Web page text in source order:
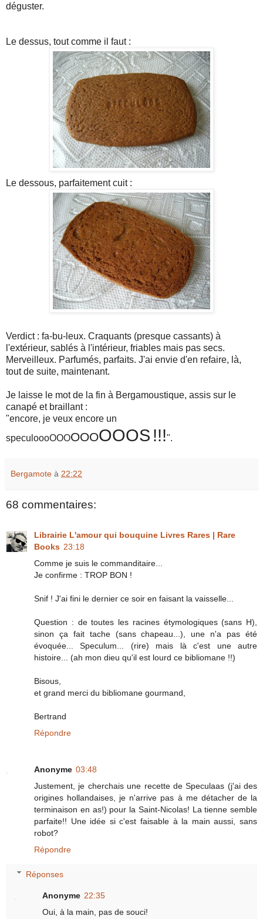
déguster.
Le dessus, tout comme il faut :
Le dessous, parfaitement cuit :
Verdict : fa-bu-leux. Craquants (presque cassants) à
l'extérieur, sablés à l'intérieur, friables mais pas secs.
Merveilleux. Parfumés, parfaits. J'ai envie d'en refaire, là,
tout de suite, maintenant.
Je laisse le mot de la fin à Bergamoustique, assis sur le
canapé et braillant :
"encore, je veux encore un
speculoooOOOOOOOOOS !!!".
Bergamote à 22:22
68 commentaires:
Librairie L'amour qui bouquine Livres Rares | Rare
Books 23:18
Comme je suis le commanditaire...
Je confirme : TROP BON !
Snif ! J'ai fini le dernier ce soir en faisant la vaisselle...
Question : de toutes les racines étymologiques (sans H),
sinon ça fait tache (sans chapeau...), une n'a pas été
évoquée... Speculum... (rire) mais là c'est une autre
histoire... (ah mon dieu qu'il est lourd ce bibliomane !!)
Bisous,
et grand merci du bibliomane gourmand,
Bertrand
Répondre
Anonyme 03:48
Justement, je cherchais une recette de Speculaas (j'ai des
origines hollandaises, je n'arrive pas à me détacher de la
terminaison en as!) pour la Saint-Nicolas! La tienne semble
parfaite!! Une idée si c'est faisable à la main aussi, sans
robot?
Répondre
Réponses
Anonyme 22:35
Oui, à la main, pas de souci!